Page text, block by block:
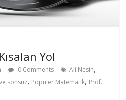
Yol
0 Comments Ali Nesin,
sonsuz, Popüler Matematik, Prof.